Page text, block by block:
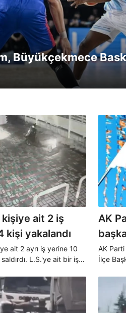
Büyükçekmece
kişiye ait 2 iş
kişi yakalandı
ait 2 ayrı iş yerine 10
L.S.'ye ait bir iş
4 kişi yakalanarak
AK
AK Parti
İlçe